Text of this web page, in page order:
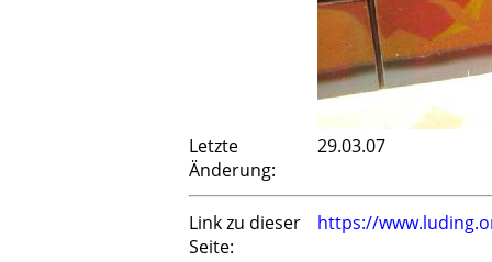
Letzte
Änderung:
29.03.07
Link zu dieser
Seite:
https://